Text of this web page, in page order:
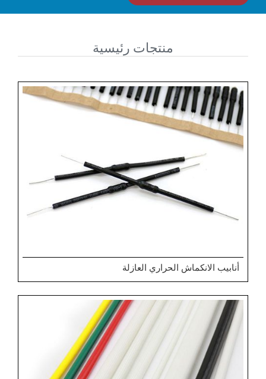
منتجات رئيسية
أنابيب الانكماش الحراري العازلة